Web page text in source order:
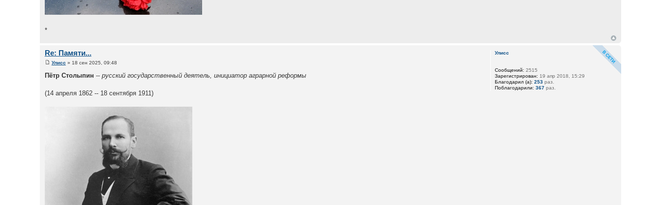
*
Re: Памяти...
Улисс » 18 сен 2025, 09:48
Пётр Столыпин -- русский государственный деятель, инициатор аграрной реформы
(14 апреля 1862 -- 18 сентября 1911)
Улисс
Сообщений: 2515
Зарегистрирован: 19 апр 2018, 15:29
Благодарил (а): 253раз.
Поблагодарили: 367раз.